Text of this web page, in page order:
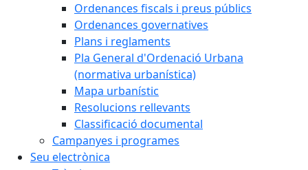
Ordenances fiscals i preus públics
Ordenances governatives
Plans i reglaments
Pla General d'Ordenació Urbana
(normativa urbanística)
Mapa urbanístic
Resolucions rellevants
Classificació documental
Campanyes i programes
Seu electrònica